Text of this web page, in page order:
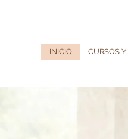
INICIO CURSOS